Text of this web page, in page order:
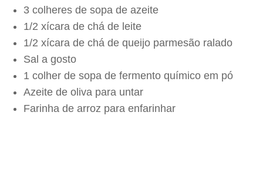
3 colheres de sopa de azeite
1/2 xícara de chá de leite
1/2 xícara de chá de queijo parmesão ralado
Sal a gosto
1 colher de sopa de fermento químico em pó
Azeite de oliva para untar
Farinha de arroz para enfarinhar